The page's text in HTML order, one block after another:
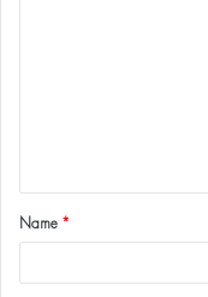
Name *